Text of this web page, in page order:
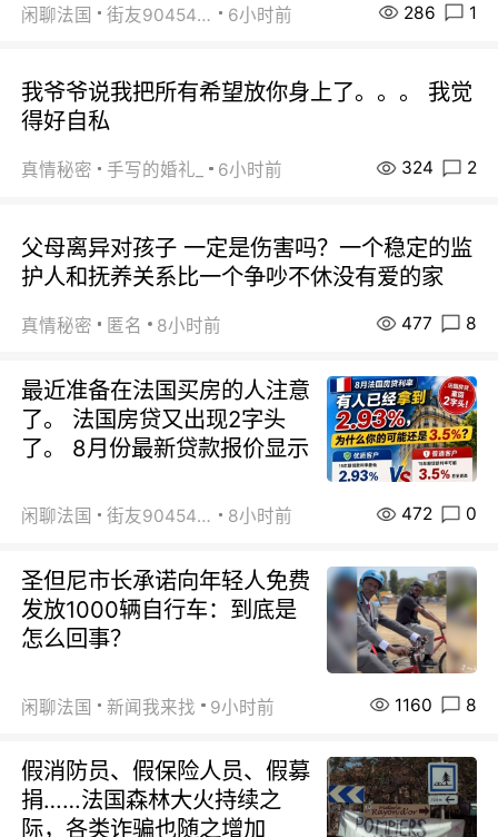
闲聊法国 街友90454511 6小时前 286 1
我爷爷说我把所有希望放你身上了。。。 我觉
得好自私
真情秘密 手写的婚礼_ 6小时前 324 2
父母离异对孩子 一定是伤害吗？一个稳定的监
护人和抚养关系比一个争吵不休没有爱的家
真情秘密 匿名 8小时前 477 8
最近准备在法国买房的人注意
了。 法国房贷又出现2字头
了。 8月份最新贷款报价显示
闲聊法国 街友90454511 8小时前 472 0
圣但尼市长承诺向年轻人免费
发放1000辆自行车：到底是
怎么回事？
闲聊法国 新闻我来找 9小时前 1160 8
假消防员、假保险人员、假募
捐……法国森林大火持续之
际，各类诈骗也随之增加